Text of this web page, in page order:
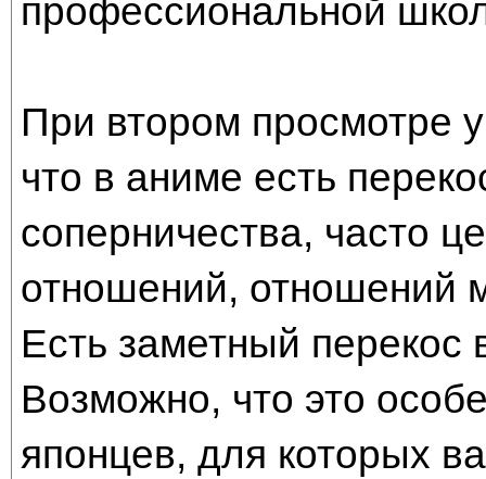
профессиональной
При втором просмотре
что в аниме есть
соперничества, часто
отношений, отношений
Есть заметный перекос
Возможно, что это
японцев, для которых